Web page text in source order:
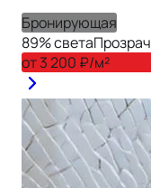
Бронирующая
89% света
от3 200 ₽/м²